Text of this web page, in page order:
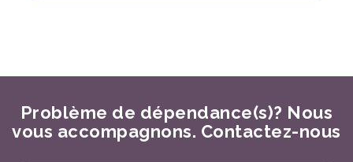
Problème de dépendance(s)? Nous
vous accompagnons. Contactez-nous